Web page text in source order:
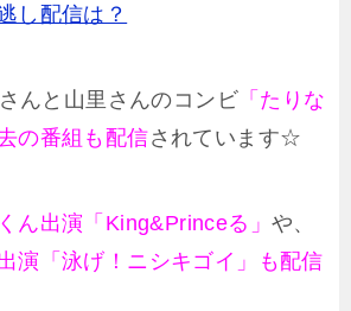
し配信は？
んと山里さんのコンビ 「たりな
の番組も配信されています☆
ん出演「King&Princeる」や、
演「泳げ！ニシキゴイ」も配信